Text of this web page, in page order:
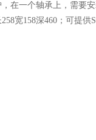
在一个轴承上，需要
宽158深460；可提